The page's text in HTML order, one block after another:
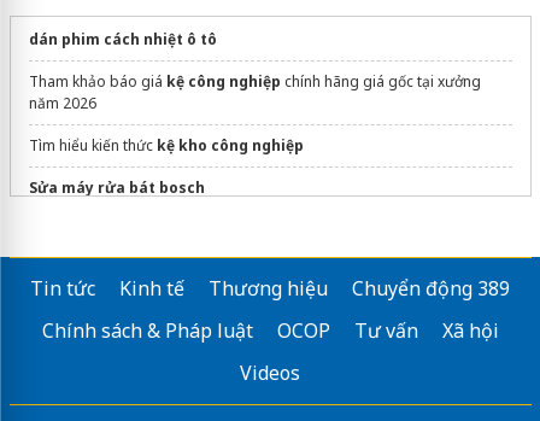
dán phim cách nhiệt ô tô
Tham khảo báo giá kệ công nghiệp chính hãng giá gốc tại xưởng
năm 2026
Tìm hiểu kiến thức kệ kho công nghiệp
Sửa máy rửa bát bosch
Tin tức Kinh tế Thương hiệu
Chuyển động 389
Chính sách & Pháp luật
OCOP Tư vấn
Xã hội
Videos